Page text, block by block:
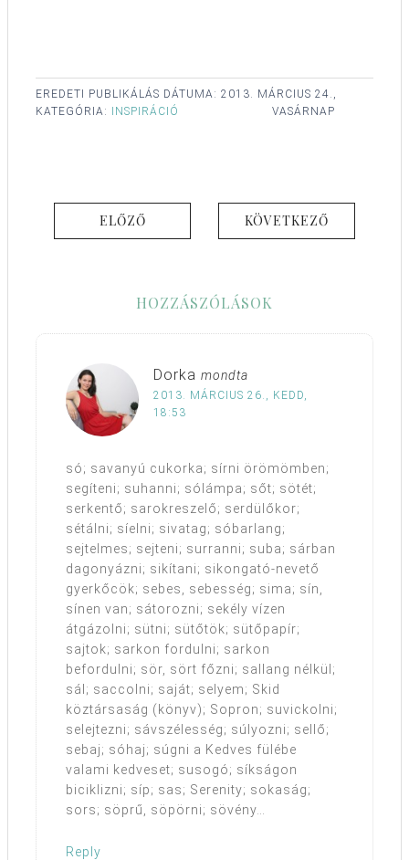
EREDETI PUBLIKÁLÁS DÁTUMA: 2013. MÁRCIUS 24.,
VASÁRNAP
KATEGÓRIA: INSPIRÁCIÓ
ELŐZŐ KÖVETKEZŐ
HOZZÁSZÓLÁSOK
Dorka mondta
2013. MÁRCIUS 26., KEDD,
18:53
só; savanyú cukorka; sírni örömömben;
segíteni; suhanni; sólámpa; sőt; sötét;
serkentő; sarokreszelő; serdülőkor;
sétálni; síelni; sivatag; sóbarlang;
sejtelmes; sejteni; surranni; suba; sárban
dagonyázni; sikítani; sikongató-nevető
gyerkőcök; sebes, sebesség; sima; sín,
sínen van; sátorozni; sekély vízen
átgázolni; sütni; sütőtök; sütőpapír;
sajtok; sarkon fordulni; sarkon
befordulni; sör, sört főzni; sallang nélkül;
sál; saccolni; saját; selyem; Skid
köztársaság (könyv); Sopron; suvickolni;
selejtezni; sávszélesség; súlyozni; sellő;
sebaj; sóhaj; súgni a Kedves fülébe
valami kedveset; susogó; síkságon
biciklizni; síp; sas; Serenity; sokaság;
sors; söprű, söpörni; sövény…
Reply